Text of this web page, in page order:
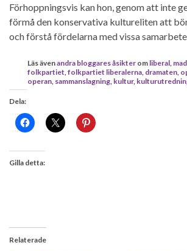
Förhoppningsvis kan hon, genom att inte
förmå den konservativa kultureliten att
och förstå fördelarna med vissa
Läs ävenandra bloggares åsikter om liberal
folkpartiet folkpartiet liberalerna dramaten
operan sammanslagning kultur,
Dela:
Gilla detta:
Relaterade